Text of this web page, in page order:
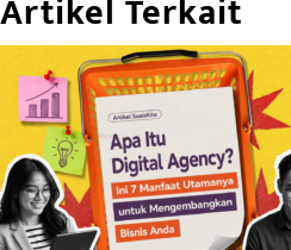
Artikel Terkait